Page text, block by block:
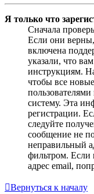
Я только что
Сначала
Если они
включена
указали, что
инструкциям.
чтобы все
систему. Эта
регистрации.
следуйте
сообщение не
неправильный
фильтром. Если
адрес email,
Вернуться к началу